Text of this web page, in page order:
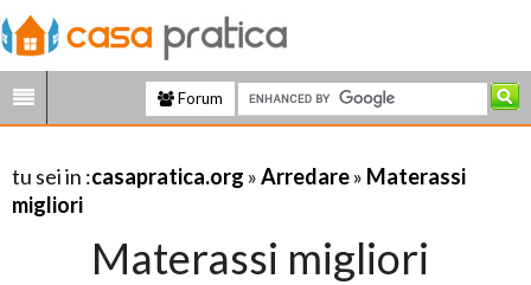
Forum
tu sei in :casapratica.org »Arredare» Materassi
migliori
Materassi migliori